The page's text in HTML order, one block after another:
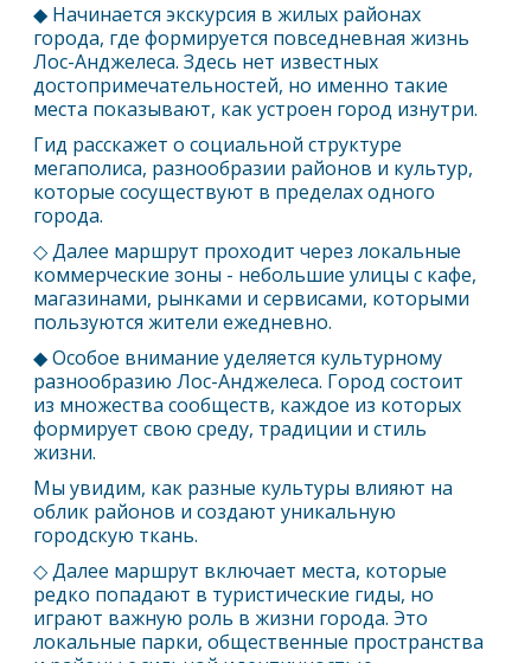
◆ Начинается экскурсия в жилых районах
города, где формируется повседневная жизнь
Лос-Анджелеса. Здесь нет известных
достопримечательностей, но именно такие
места показывают, как устроен город изнутри.
Гид расскажет о социальной структуре
мегаполиса, разнообразии районов и культур,
которые сосуществуют в пределах одного
города.
◇ Далее маршрут проходит через локальные
коммерческие зоны - небольшие улицы с кафе,
магазинами, рынками и сервисами, которыми
пользуются жители ежедневно.
◆ Особое внимание уделяется культурному
разнообразиюЛос-Анджелеса. Город состоит
из множества сообществ, каждое из которых
формирует свою среду, традиции и стиль
жизни.
Мы увидим, как разные культуры влияют на
облик районов и создают уникальную
городскую ткань.
◇ Далее маршрут включает места, которые
редко попадают в туристические гиды, но
играют важную роль в жизни города. Это
локальные парки, общественные пространства